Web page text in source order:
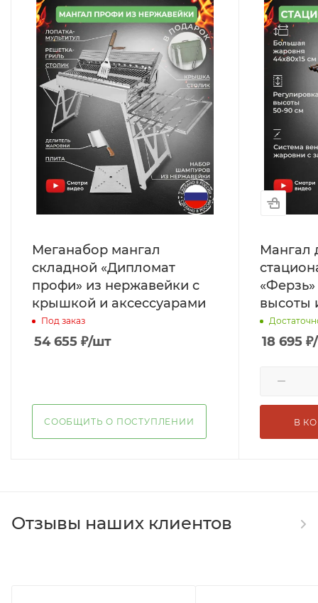
Меганабор мангал
складной «Дипломат
профи» из нержавейки с
крышкой и аксессуарами
Под заказ
54 655 ₽/шт
СООБЩИТЬ О ПОСТУПЛЕНИИ
Мангал
высоты
18 695 ₽
В
Отзывы наших клиентов